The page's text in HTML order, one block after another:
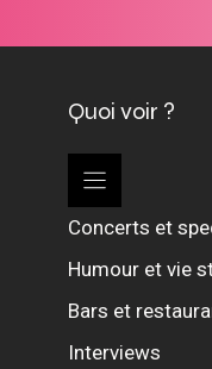
Quoi voir ?
Concerts et
Humour et vie
Bars et
Interviews